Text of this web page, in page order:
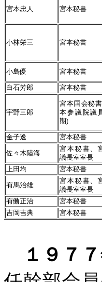
宮本忠人 宮本秘書
小林栄三 宮本秘書
小島優 宮本秘書
白石芳郎 宮本秘書
宇野三郎
宮本国会秘
本参議院議
期)
金子逸 宮本秘書
佐々木陸海
宮本秘書、
議長室室長
上田均 宮本秘書
有馬治雄
宮本秘書、
議長室室長
有働正治 宮本秘書
吉岡吉典
宮本秘書
１９７